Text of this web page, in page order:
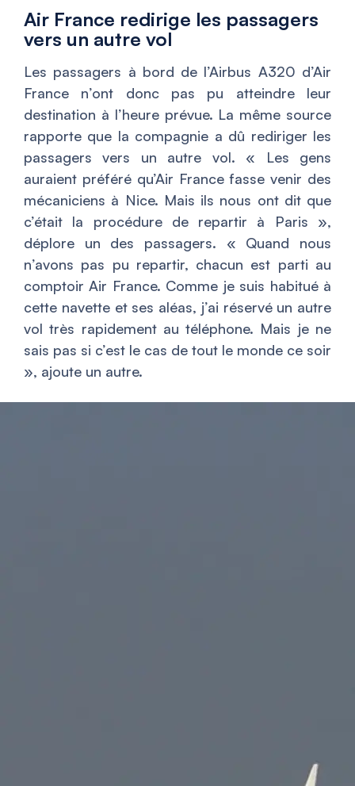
Air France redirige les passagers
vers un autre vol
Les passagers à bord de l’Airbus A320 d’Air
France n’ont donc pas pu atteindre leur
destination à l’heure prévue. La même source
rapporte que la compagnie a dû rediriger les
passagers vers un autre vol. «
Les gens
auraient préféré qu’Air France fasse venir des
mécaniciens à Nice. Mais ils nous ont dit que
c’était la procédure de repartir à Paris »,
déplore un des passagers. « Quand nous
n’avons pas pu repartir, chacun est parti au
comptoir Air France. Comme je suis habitué à
cette navette et ses aléas, j’ai réservé un autre
vol très rapidement au téléphone. Mais je ne
sais pas si c’est le cas de tout le monde ce soir
», ajoute un autre.